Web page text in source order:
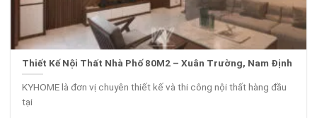
Thiết Kế Nội Thất Nhà Phố 80M2 – Xuân Trường, Nam Định
KYHOME là đơn vị chuyên thiết kế và thi công nội thất hàng đầu
tại